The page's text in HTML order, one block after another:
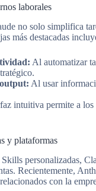
laborales
no solo simplifica
más destacadas
Al automatizar
Al usar
intuitiva permite a los
y plataformas
personalizadas,
Recientemente,
con la